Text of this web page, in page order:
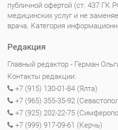
публичной офертой (ст. 437 ГК
медицинских услуг и не
врача. Категория
Редакция
Главный редактор - Герман
Контакты редакции:
+7 (915) 130-01-84 (Ялта)
+7 (965) 355-35-92
+7 (925) 202-22-75
+7 (999) 917-09-61 (Керчь)